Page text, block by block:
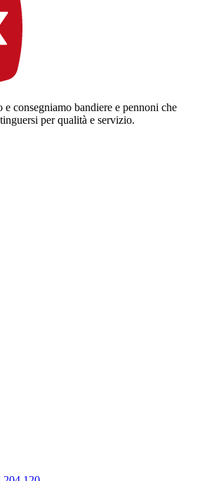
consegniamo bandiere e pennoni che
per qualità e servizio.